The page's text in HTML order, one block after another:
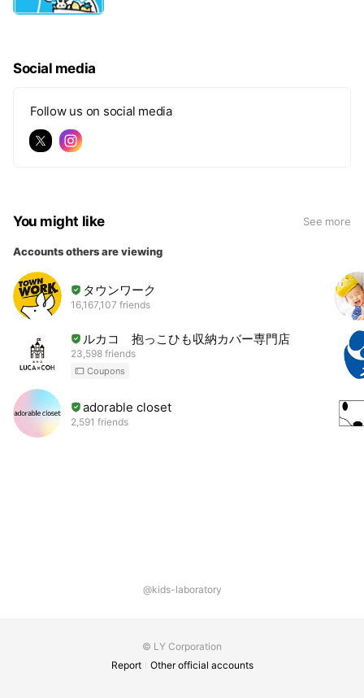
Social media
Follow us on social media
You might like See more
Accounts others are viewing
タウンワーク
16,167,107 friends
ルカコ 抱っこひも収納カバー専門店
23,598 friends
Coupons
adorable closet
2,591 friends
@kids-laboratory
© LY Corporation
Report
Other official accounts